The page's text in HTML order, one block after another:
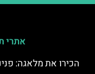
אתרי
הכירו את מלאגה: